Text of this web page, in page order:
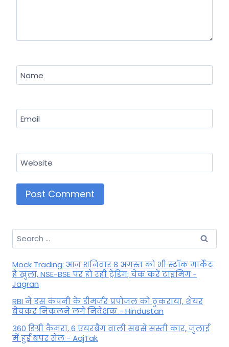
Name
Email
Website
Search
for:
Mock Trading: आज शनिवार 8 अगस्त को भी स्टॉक मार्केट
है खुला, NSE-BSE पर हो रही ट्रेडिंग; चेक करें टाइमिंग -
Jagran
RBI ने इस कंपनी के डीमर्जर प्रपोजल को ठुकराया, शेयर
बेचकर निकलने लगे निवेशक - Hindustan
360 डिग्री कैमरा, 6 एयरबैग वाली सबसे सस्ती कार, जुलाई
में हुई बंपर सेल - AajTak